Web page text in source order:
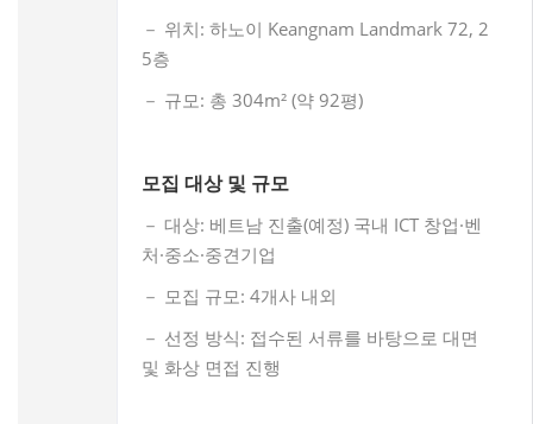
－ 위치: 하노이 Keangnam Landmark 72, 2
5층
－ 규모: 총 304m² (약 92평)
모집 대상 및 규모
－ 대상: 베트남 진출(예정) 국내 ICT 창업·벤
처·중소·중견기업
－ 모집 규모: 4개사 내외
－ 선정 방식: 접수된 서류를 바탕으로 대면
및 화상 면접 진행